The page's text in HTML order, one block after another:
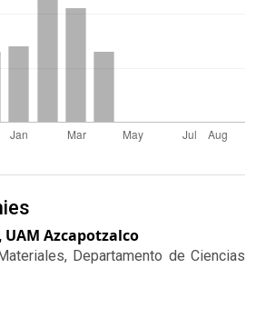
UAM Azcapotzalco
Departamento de Ciencias